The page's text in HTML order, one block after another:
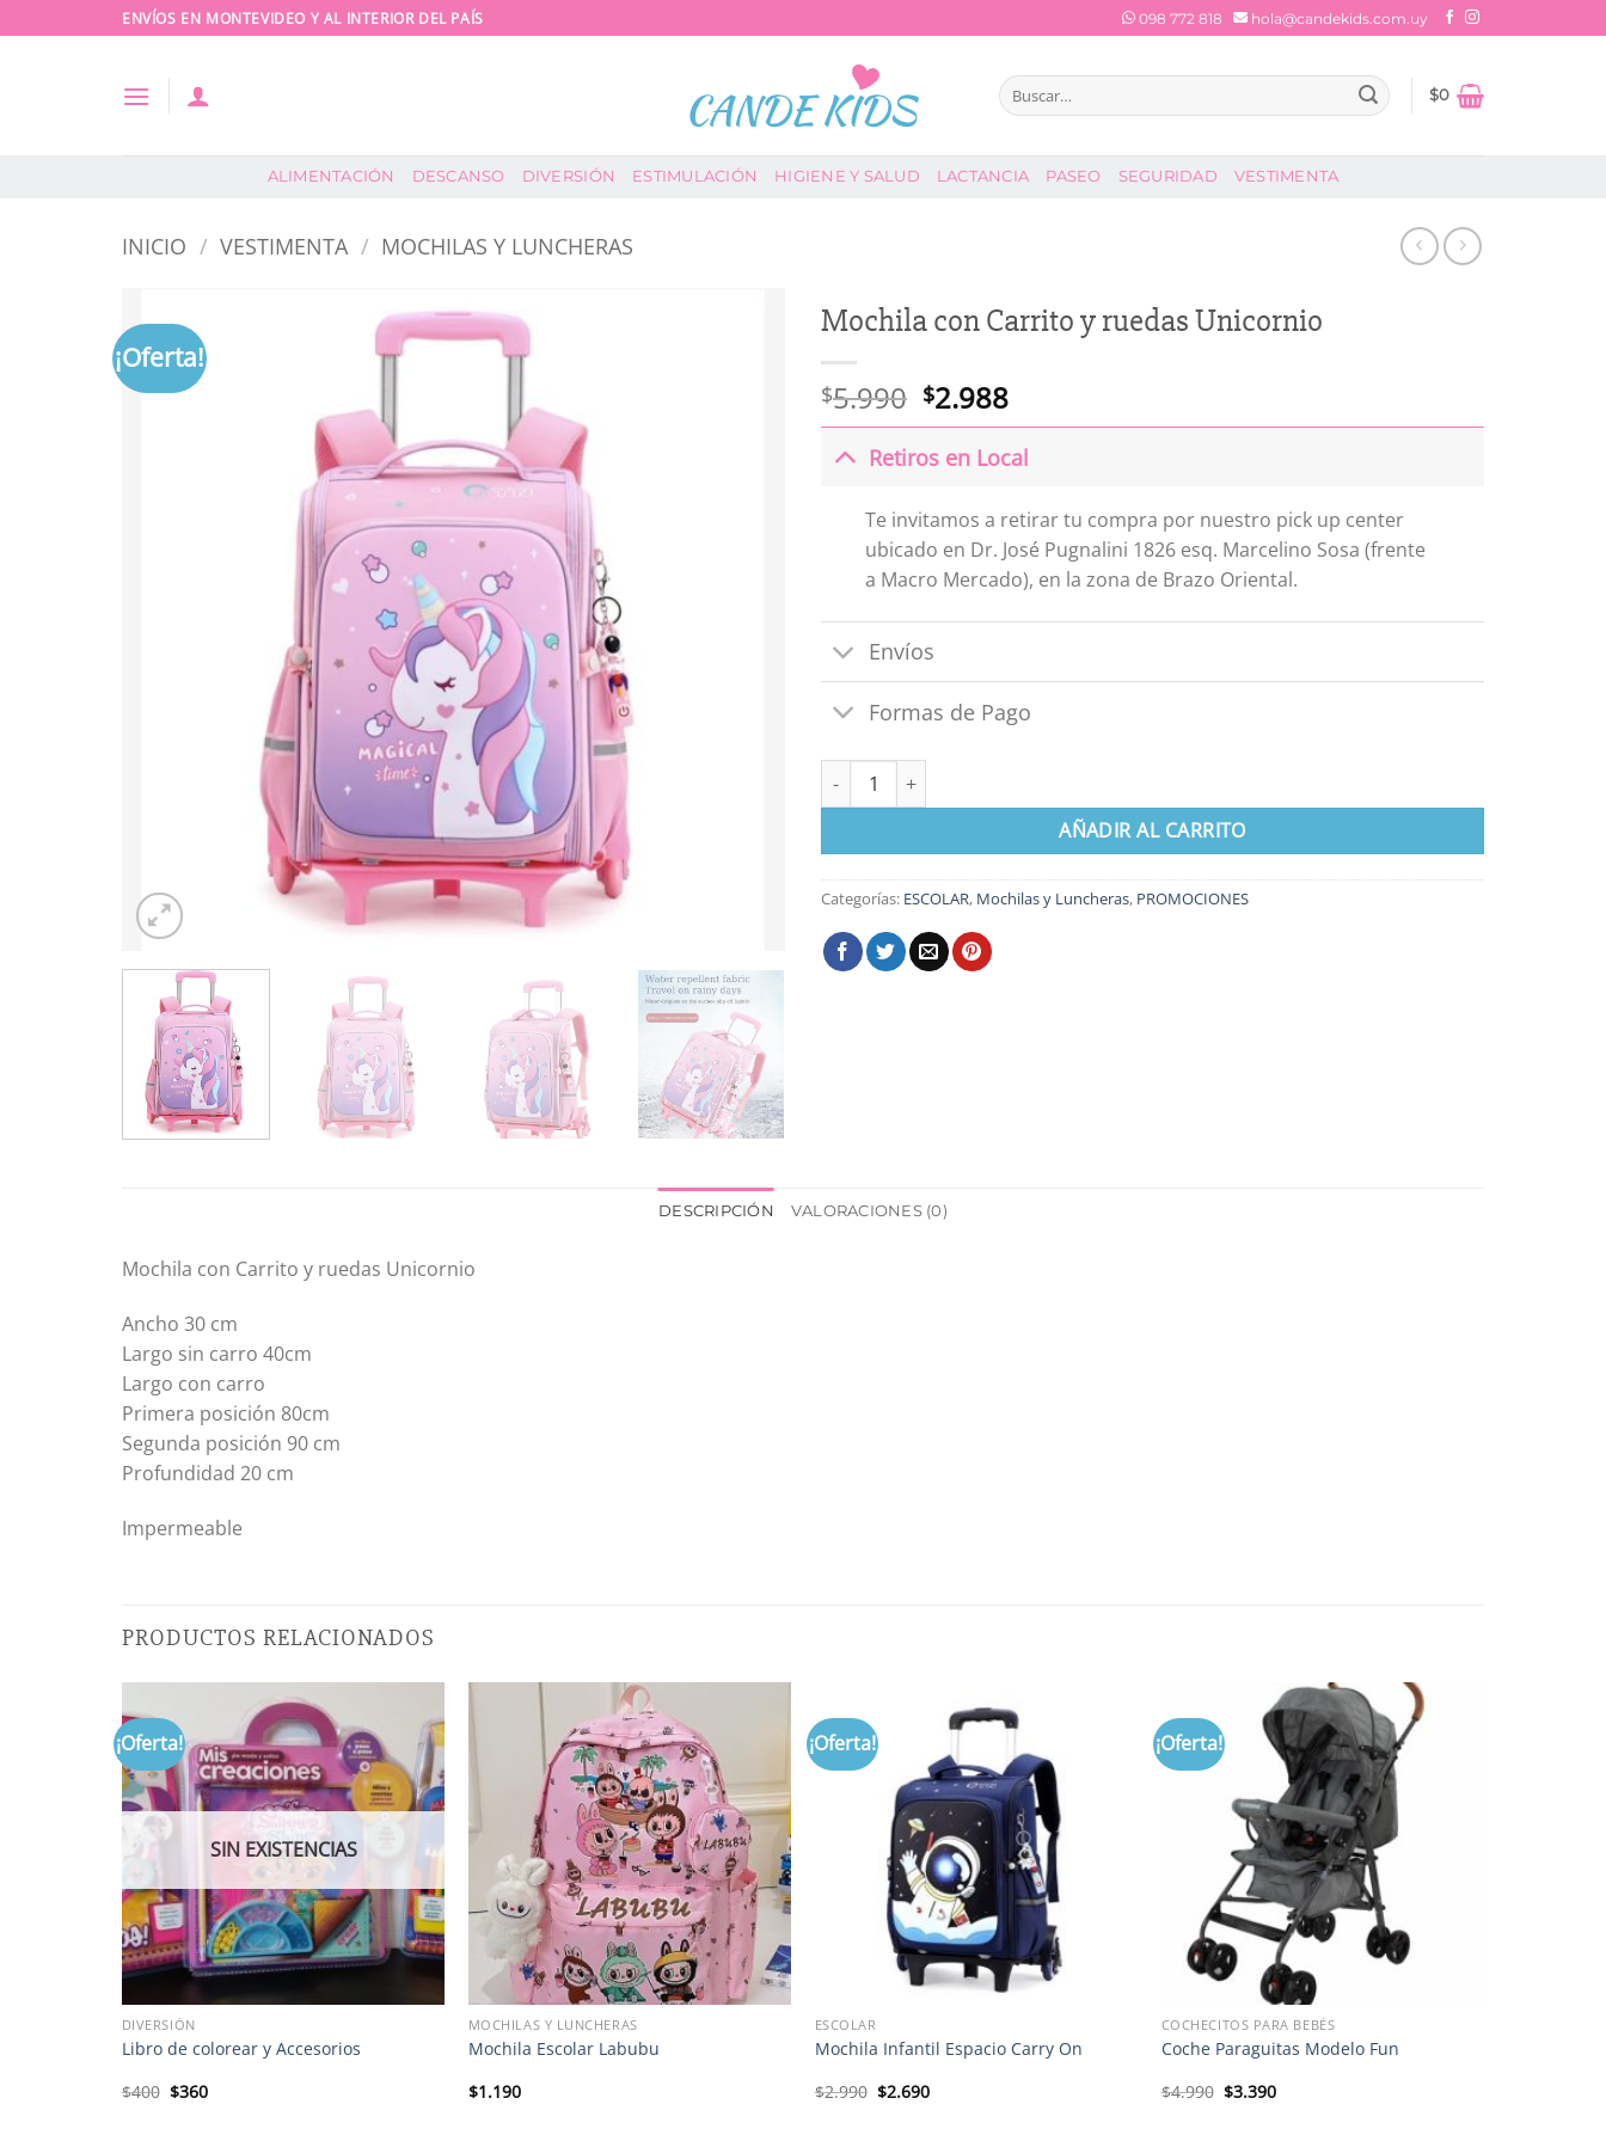
al
ENVÍOS EN MONTEVIDEO Y AL INTERIOR DEL PAÍS 098 772 818 hola@candekids.com.uy
Buscar
por:
$0
ALIMENTACIÓN DESCANSO DIVERSIÓN ESTIMULACIÓN HIGIENE Y SALUD LACTANCIA PASEO SEGURIDAD VESTIMENTA
INICIO / VESTIMENTA / MOCHILAS Y LUNCHERAS
¡Oferta!
Mochila con Carrito y ruedas Unicornio
$5.990 El
precio
original
$5.990.
$2.988El
precio
actual
$2.988.
Retiros en Local
Te invitamos a retirar tu compra por nuestro pick up center
ubicado en Dr. José Pugnalini 1826 esq. Marcelino Sosa (frente
a Macro Mercado), en la zona de Brazo Oriental.
Envíos
Formas de Pago
Mochila con Carrito y ruedas Unicornio cantidad
AÑADIR AL CARRITO
Categorías: ESCOLAR, Mochilas y Luncheras, PROMOCIONES
DESCRIPCIÓN VALORACIONES (0)
Mochila con Carrito y ruedas Unicornio
Ancho 30 cm
Largo sin carro 40cm
Largo con carro
Primera posición 80cm
Segunda posición 90 cm
Profundidad 20 cm
Impermeable
PRODUCTOS RELACIONADOS
¡Oferta!
SIN EXISTENCIAS
DIVERSIÓN
Libro de colorear y Accesorios
$400 El
$360El
MOCHILAS Y LUNCHERAS
Mochila Escolar Labubu
$1.190
¡Oferta!
ESCOLAR
Mochila Infantil Espacio Carry On
$2.990 El
$2.690El
¡Oferta!
COCHECITOS PARA BEBÉS
Coche Paraguitas Modelo Fun
$4.990 El
$3.390El